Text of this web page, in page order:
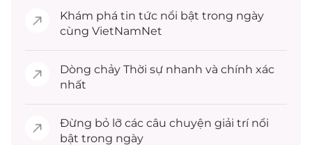
Khám phá tin tức nổi bật trong ngày
cùng VietNamNet
Dòng chảy Thời sự nhanh và chính xác
nhất
Đừng bỏ lỡ các câu chuyện giải trínổi
bật trong ngày